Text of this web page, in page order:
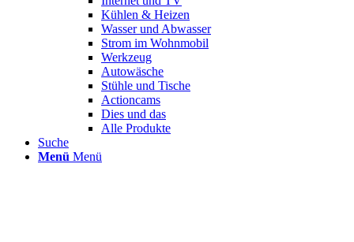
Kühlen & Heizen
Wasser und Abwasser
Strom im Wohnmobil
Werkzeug
Autowäsche
Stühle und Tische
Actioncams
Dies und das
Alle Produkte
Suche
Menü Menü